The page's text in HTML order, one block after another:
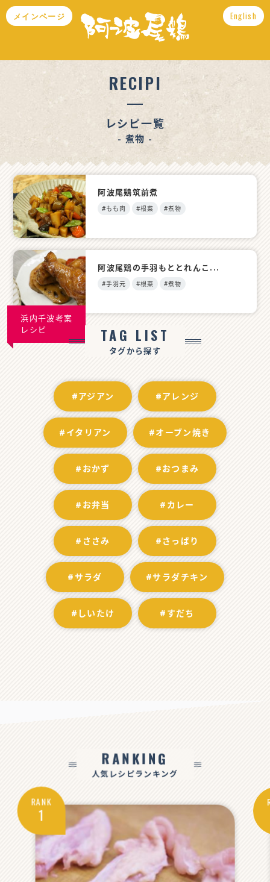
メインページ English
RECIPI
レシピ一覧
- 煮物 -
阿波尾鶏筑前煮
#もも肉 #根菜 #煮物
浜内千波考案
レシピ
阿波尾鶏の手羽もととれんこ...
#手羽元 #根菜 #煮物
TAG LIST
タグから探す
#アジアン #アレンジ
#イタリアン #オーブン焼き
#おかず #おつまみ
#お弁当 #カレー
#ささみ #さっぱり
#サラダ #サラダチキン
#しいたけ #すだち
RANKING
人気レシピランキング